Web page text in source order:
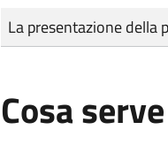
Tipo di pagamento
Importo
La presentazione della
Cosa serve